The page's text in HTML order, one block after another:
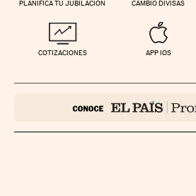
PLANIFICA TU JUBILACIÓN CAMBIO DIVISAS
COTIZACIONES APP IOS